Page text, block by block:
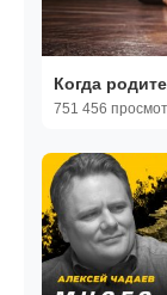
Когда
751 456